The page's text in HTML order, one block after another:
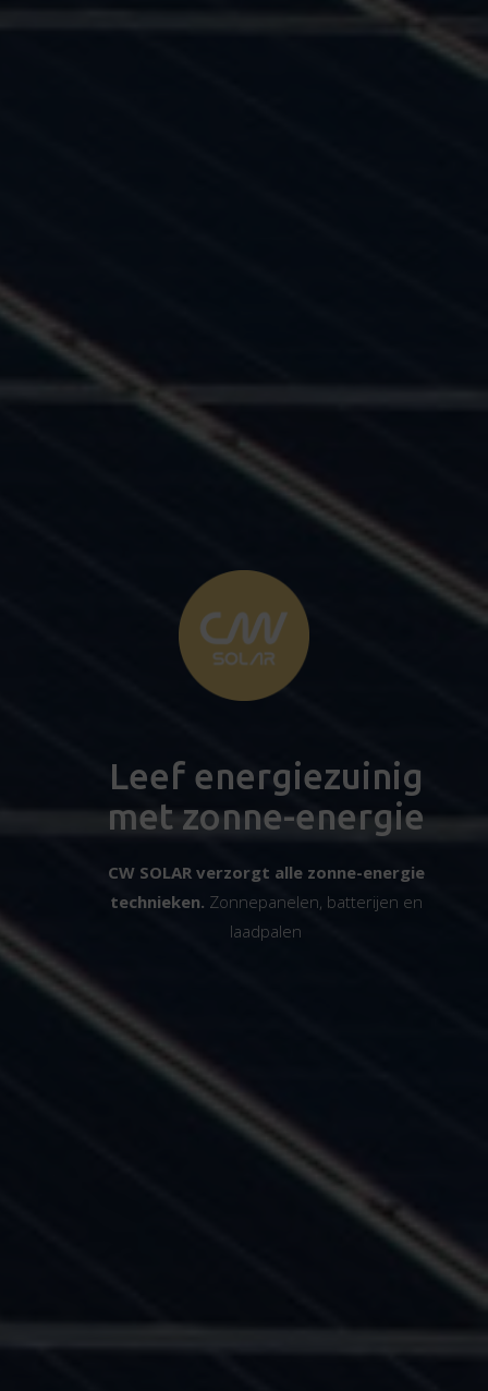
Leef energiezuinig
met zonne-energie
CW SOLAR verzorgt alle zonne-energie
technieken. Zonnepanelen, batterijen en
laadpalen